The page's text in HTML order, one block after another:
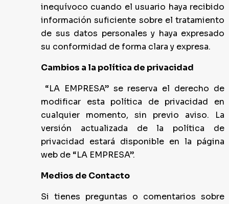
inequívoco cuando el usuario haya recibido
información suficiente sobre el tratamiento
de sus datos personales y haya expresado
su conformidad de forma clara y expresa.
Cambios a la política de privacidad
“LA EMPRESA” se reserva el derecho de
modificar esta política de privacidad en
cualquier momento, sin previo aviso. La
versión actualizada de la política de
privacidad estará disponible en la página
web de “LA EMPRESA”.
Medios de Contacto
Si tienes preguntas o comentarios sobre